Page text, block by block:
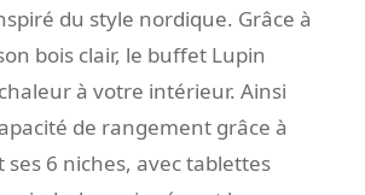
du style nordique. Grâce à
bois clair, le buffet Lupin
à votre intérieur. Ainsi
de rangement grâce à
ses 6 niches, avec tablettes